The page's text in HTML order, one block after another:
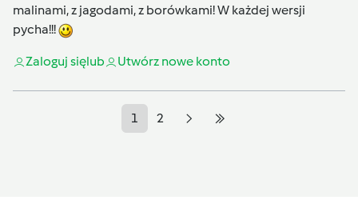
malinami, z jagodami, z borówkami! W każdej wersji
pycha!!!
Zaloguj sięlub Utwórz nowe konto
1 2